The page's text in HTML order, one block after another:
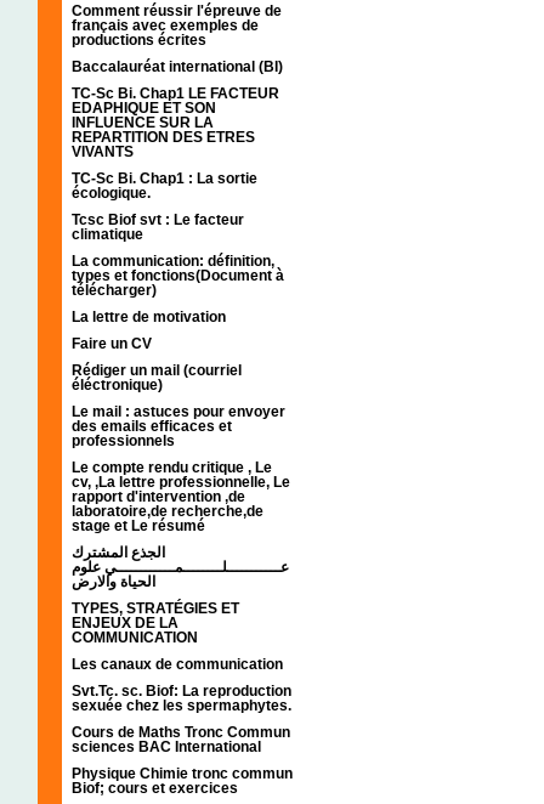
Comment réussir l'épreuve de
français avec exemples de
productions écrites
Baccalauréat international (BI)
TC-Sc Bi. Chap1 LE FACTEUR
EDAPHIQUE ET SON
INFLUENCE SUR LA
REPARTITION DES ETRES
VIVANTS
TC-Sc Bi. Chap1 : La sortie
écologique.
Tcsc Biof svt : Le facteur
climatique
La communication: définition,
types et fonctions(Document à
télécharger)
La lettre de motivation
Faire un CV
Rédiger un mail (courriel
éléctronique)
Le mail : astuces pour envoyer
des emails efficaces et
professionnels
Le compte rendu critique , Le
cv, ,La lettre professionnelle, Le
rapport d'intervention ,de
laboratoire,de recherche,de
stage et Le résumé
الجذع المشترك
عـــــــــــلــــــــمــــــــــــي علوم
الحياة والارض
TYPES, STRATÉGIES ET
ENJEUX DE LA
COMMUNICATION
Les canaux de communication
Svt.Tc. sc. Biof: La reproduction
sexuée chez les spermaphytes.
Cours de Maths Tronc Commun
sciences BAC International
Physique Chimie tronc commun
Biof; cours et exercices